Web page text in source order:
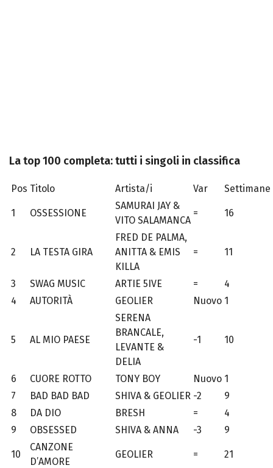
La top 100 completa: tutti i singoli in classifica
Pos Titolo Artista/i Var Settimane
1 OSSESSIONE
SAMURAI JAY &
VITO SALAMANCA
= 16
2 LA TESTA GIRA
FRED DE PALMA,
ANITTA & EMIS
KILLA
= 11
3 SWAG MUSIC ARTIE 5IVE =
4
4
AUTORITÀ GEOLIER Nuovo 1
5 AL MIO PAESE
SERENA
BRANCALE,
LEVANTE &
DELIA
-1 10
6 CUORE ROTTO TONY BOY Nuovo 1
7
BAD BAD BAD SHIVA & GEOLIER -2
9
8
DA DIO BRESH =
4
9
OBSESSED SHIVA & ANNA -3 9
10
CANZONE
D’AMORE
GEOLIER = 21